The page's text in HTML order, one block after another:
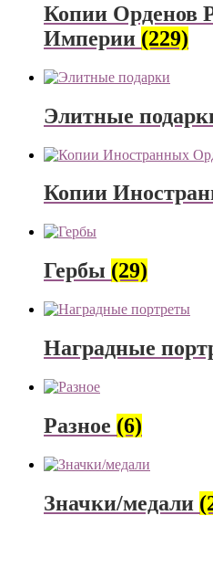
Копии Орденов
Империи (229)
Элитные
Копии
Гербы (29)
Наградные
Разное (6)
Значки/медали